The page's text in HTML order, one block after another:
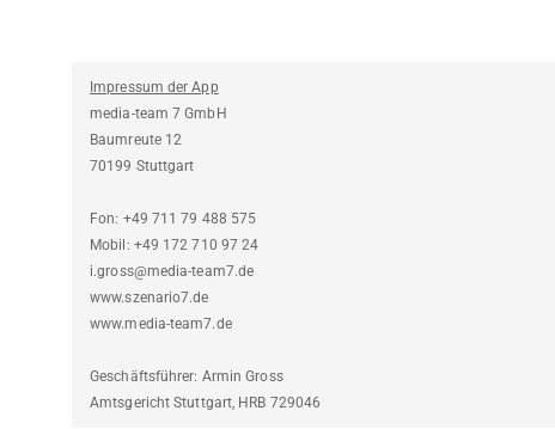
Impressum der App
media-team 7 GmbH
Baumreute 12
70199 Stuttgart
Fon: +49 711 79 488 575
Mobil: +49 172 710 97 24
i.gross@media-team7.de
www.szenario7.de
www.media-team7.de
Geschäftsführer: Armin Gross
Amtsgericht Stuttgart, HRB 729046